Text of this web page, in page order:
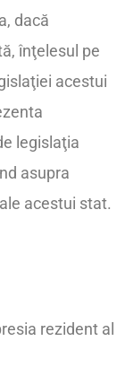
dacă
înţelesul pe
acestui
legislaţia
asupra
acestui stat.
rezident al